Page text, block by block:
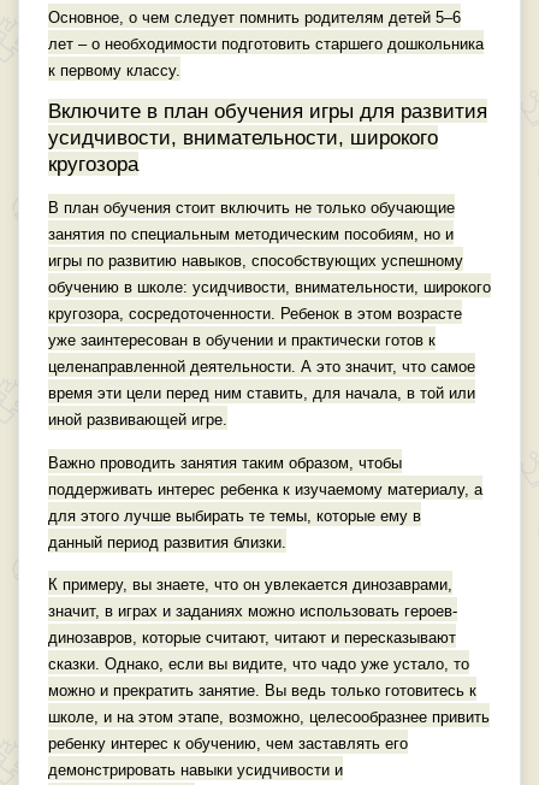
Основное, о чем следует помнить родителям детей 5–6
лет – о необходимости подготовить старшего дошкольника
к первому классу.
Включите в план обучения игры для развития
усидчивости, внимательности, широкого
кругозора
В план обучения стоит включить не только обучающие
занятия по специальным методическим пособиям, но и
игры по развитию навыков, способствующих успешному
обучению в школе: усидчивости, внимательности, широкого
кругозора, сосредоточенности. Ребенок в этом возрасте
уже заинтересован в обучении и практически готов к
целенаправленной деятельности. А это значит, что самое
время эти цели перед ним ставить, для начала, в той или
иной развивающей игре.
Важно проводить занятия таким образом, чтобы
поддерживать интерес ребенка к изучаемому материалу, а
для этого лучше выбирать те темы, которые ему в
данный период развития близки.
К примеру, вы знаете, что он увлекается динозаврами,
значит, в играх и заданиях можно использовать героев-
динозавров, которые считают, читают и пересказывают
сказки. Однако, если вы видите, что чадо уже устало, то
можно и прекратить занятие. Вы ведь только готовитесь к
школе, и на этом этапе, возможно, целесообразнее привить
ребенку интерес к обучению, чем заставлять его
демонстрировать навыки усидчивости и